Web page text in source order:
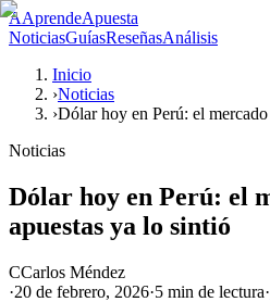
AAprendeApuesta
NoticiasGuíasReseñasAnálisis
Inicio
›Noticias
›Dólar hoy en Perú: el
Noticias
Dólar hoy en Perú: el
apuestas ya lo sintió
CCarlos Méndez
·20 de febrero, 2026·5 min de lectura·